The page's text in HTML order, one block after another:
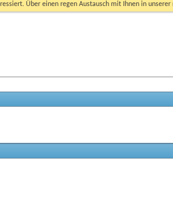
Über einen regen Austausch mit Ihnen in